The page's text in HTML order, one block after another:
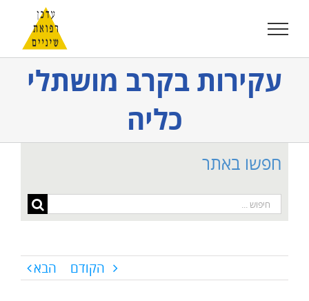
לתוכן
עקירות בקרב מושתלי
כליה
הקודם הבא
חפשו באתר
חיפוש...